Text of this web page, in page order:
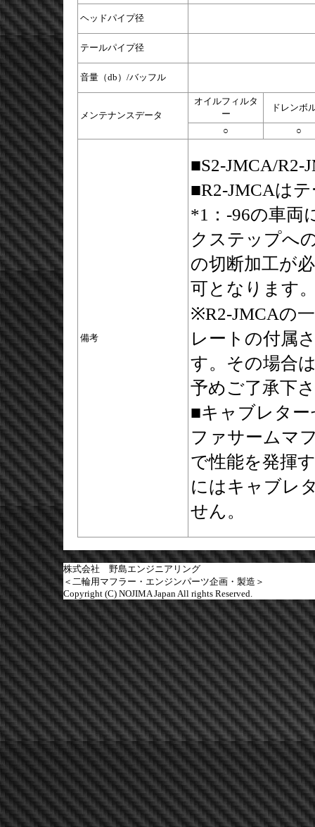
ヘッドパイプ径
テールパイプ径
音量（db）/バッフル
メンテナンスデータ
オイルフィルタ
ー
ドレンボ
○ ○
備考
■S2-JMCA/
■R2-JMCAは
*1：-96の車両
クステップへ
の切断加工が
可となります
※R2-JMCAの
レートの付属
す。その場合
予めご了承下
■キャブレタ
ファサームマ
で性能を発揮
にはキャブレ
せん。
株式会社 野島エンジニアリング
＜二輪用マフラー・エンジンパーツ企画・製造＞
Copyright (C) NOJIMA Japan All rights Reserved.